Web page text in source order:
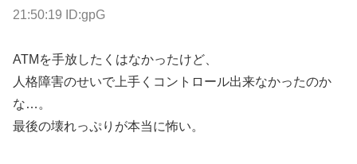
21:50:19 ID:gpG
ATMを手放したくはなかったけど、
人格障害のせいで上手くコントロール出来なかったのか
な…。
最後の壊れっぷりが本当に怖い。